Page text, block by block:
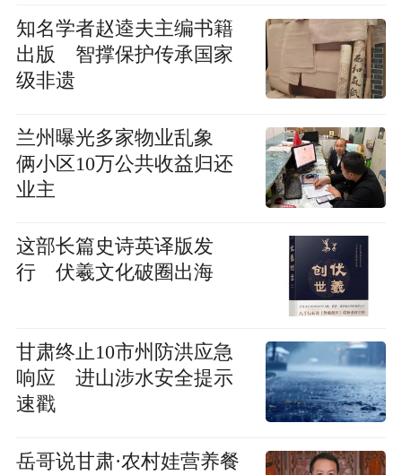
知名学者赵逵夫主编书籍
出版 智撑保护传承国家
级非遗
兰州曝光多家物业乱象
俩小区10万公共收益归还
业主
这部长篇史诗英译版发
行 伏羲文化破圈出海
甘肃终止10市州防洪应急
响应 进山涉水安全提示
速戳
岳哥说甘肃·农村娃营养餐